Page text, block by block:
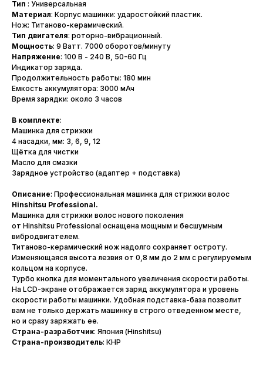
Тип : Универсальная
Материал: Корпус машинки: ударостойкий пластик.
Нож: Титаново-керамический.
Тип двигателя: роторно-вибрационный.
Мощность: 9 Ватт. 7000 оборотов/минуту
Напряжение: 100 В - 240 В, 50-60 Гц
Индикатор заряда.
Продолжительность работы: 180 мин
Емкость аккумулятора: 3000 мАч
Время зарядки: около 3 часов
В комплекте:
Машинка для стрижки
4 насадки, мм: 3, 6, 9, 12
Щётка для чистки
Масло для смазки
Зарядное устройство (адаптер + подставка)
Описание: Профессиональная машинка для стрижки волос
Hinshitsu Professional.
Машинка для стрижки волос нового поколения
от Hinshitsu Professional оснащена мощным и бесшумным
вибродвигателем.
Титаново-керамический нож надолго сохраняет остроту.
Изменяющаяся высота лезвия от 0,8 мм до 2 мм с регулируемым
кольцом на корпусе.
Турбо кнопка для моментального увеличения скорости работы.
На LCD-экране отображается заряд аккумулятора и уровень
скорости работы машинки. Удобная подставка-база позволит
вам не только держать машинку в строго отведенном месте,
но и сразу заряжать ее.
Страна-разработчик: Япония (Hinshitsu)
Страна-производитель: КНР